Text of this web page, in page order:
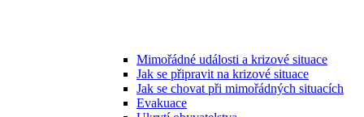
Mimořádné události a krizové situace
Jak se připravit na krizové situace
Jak se chovat při mimořádných situacích
Evakuace